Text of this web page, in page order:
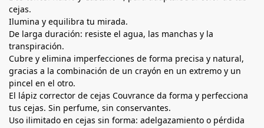
cejas.
Ilumina y equilibra tu mirada.
De larga duración: resiste el agua, las manchas y la
transpiración.
Cubre y elimina imperfecciones de forma precisa y natural,
gracias a la combinación de un crayón en un extremo y un
pincel en el otro.
El lápiz corrector de cejas Couvrance da forma y perfecciona
tus cejas. Sin perfume, sin conservantes.
Uso ilimitado en cejas sin forma: adelgazamiento o pérdida